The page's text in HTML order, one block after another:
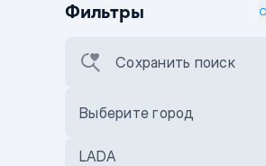
Фильтры
Сохранить поиск
Выберите город
LADA